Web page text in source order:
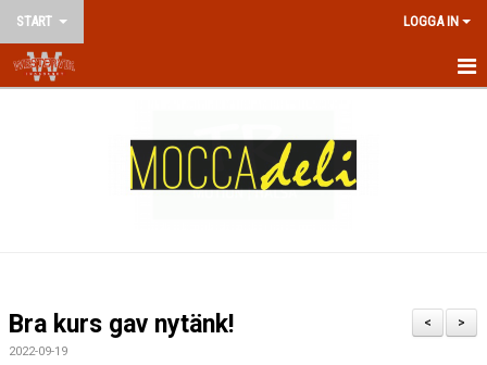
START LOGGA IN
KALENDER
>
<
Bra kurs gav nytänk!
2022-09-19